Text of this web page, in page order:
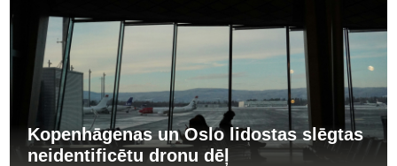
Kopenhāgenas un Oslo lidostas slēgtas
neidentificētu dronu dēļ